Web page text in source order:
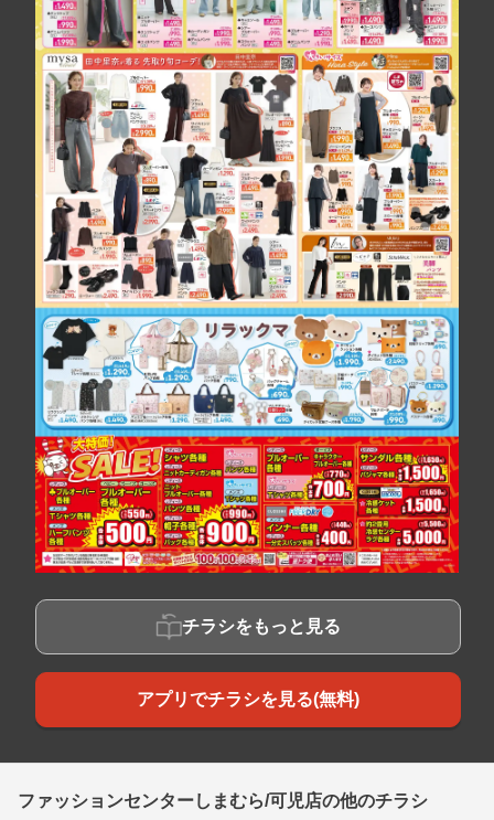
チラシをもっと見る
アプリでチラシを見る(無料)
ファッションセンターしまむら/可児店の他のチラシ